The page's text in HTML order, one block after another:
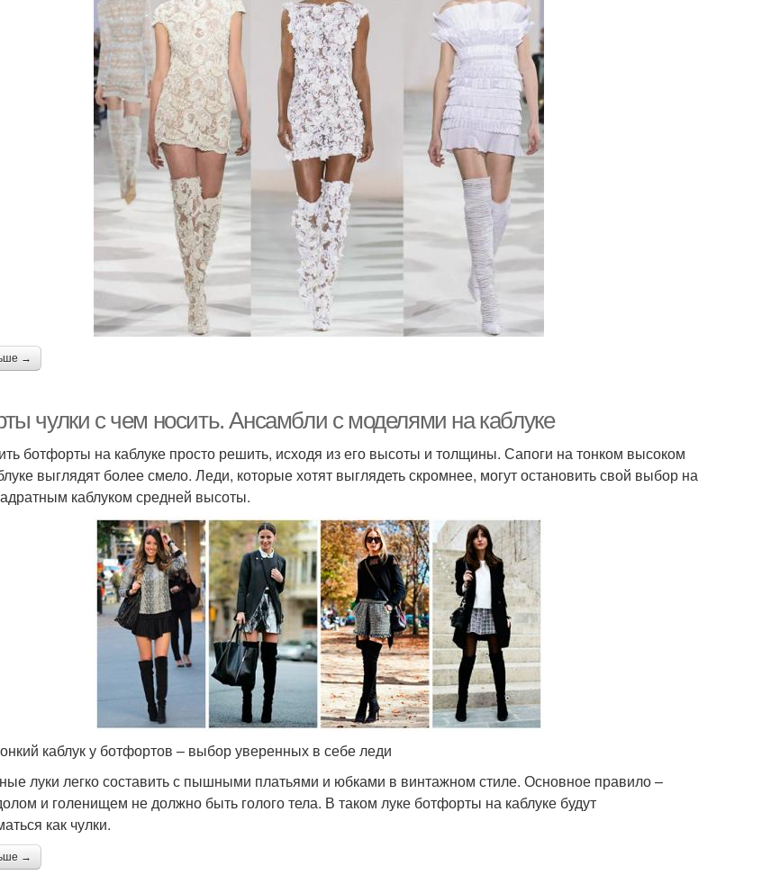
→
чулки с чем носить. Ансамбли с моделями на каблуке
ботфорты на каблуке просто решить, исходя из его высоты и толщины. Сапоги на тонком высоком
выглядят более смело. Леди, которые хотят выглядеть скромнее, могут остановить свой выбор на
каблуком средней высоты.
каблук у ботфортов – выбор уверенных в себе леди
луки легко составить с пышными платьями и юбками в винтажном стиле. Основное правило –
и голенищем не должно быть голого тела. В таком луке ботфорты на каблуке будут
как чулки.
→